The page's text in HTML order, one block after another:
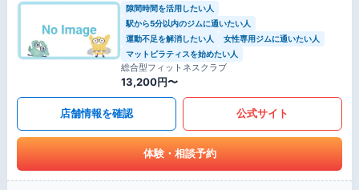
隙間時間を活用したい人
駅から5分以内のジムに通いたい人
運動不足を解消したい人
女性専用ジムに通いたい人
マットピラティスを始めたい人
総合型フィットネスクラブ
13,200円〜
店舗情報を確認 公式サイト
体験・相談予約